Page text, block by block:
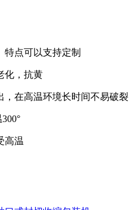
特点可以支持定制
化，抗黄
，在高温环境长时间不易破裂
高温